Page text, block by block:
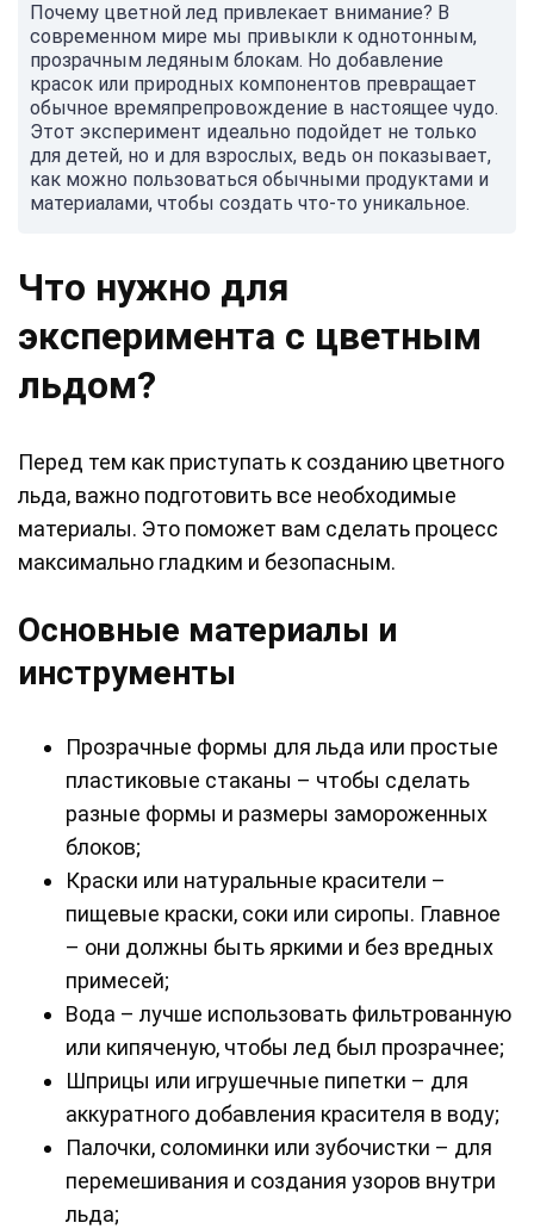
Почему цветной лед привлекает внимание? В
современном мире мы привыкли к однотонным,
прозрачным ледяным блокам. Но добавление
красок или природных компонентов превращает
обычное времяпрепровождение в настоящее чудо.
Этот эксперимент идеально подойдет не только
для детей, но и для взрослых, ведь он показывает,
как можно пользоваться обычными продуктами и
материалами, чтобы создать что-то уникальное.
Что нужно для
эксперимента с цветным
льдом?
Перед тем как приступать к созданию цветного
льда, важно подготовить все необходимые
материалы. Это поможет вам сделать процесс
максимально гладким и безопасным.
Основные материалы и
инструменты
Прозрачные формы для льда или простые
пластиковые стаканы – чтобы сделать
разные формы и размеры замороженных
блоков;
Краски или натуральные красители –
пищевые краски, соки или сиропы. Главное
– они должны быть яркими и без вредных
примесей;
Вода – лучше использовать фильтрованную
или кипяченую, чтобы лед был прозрачнее;
Шприцы или игрушечные пипетки – для
аккуратного добавления красителя в воду;
Палочки, соломинки или зубочистки – для
перемешивания и создания узоров внутри
льда;